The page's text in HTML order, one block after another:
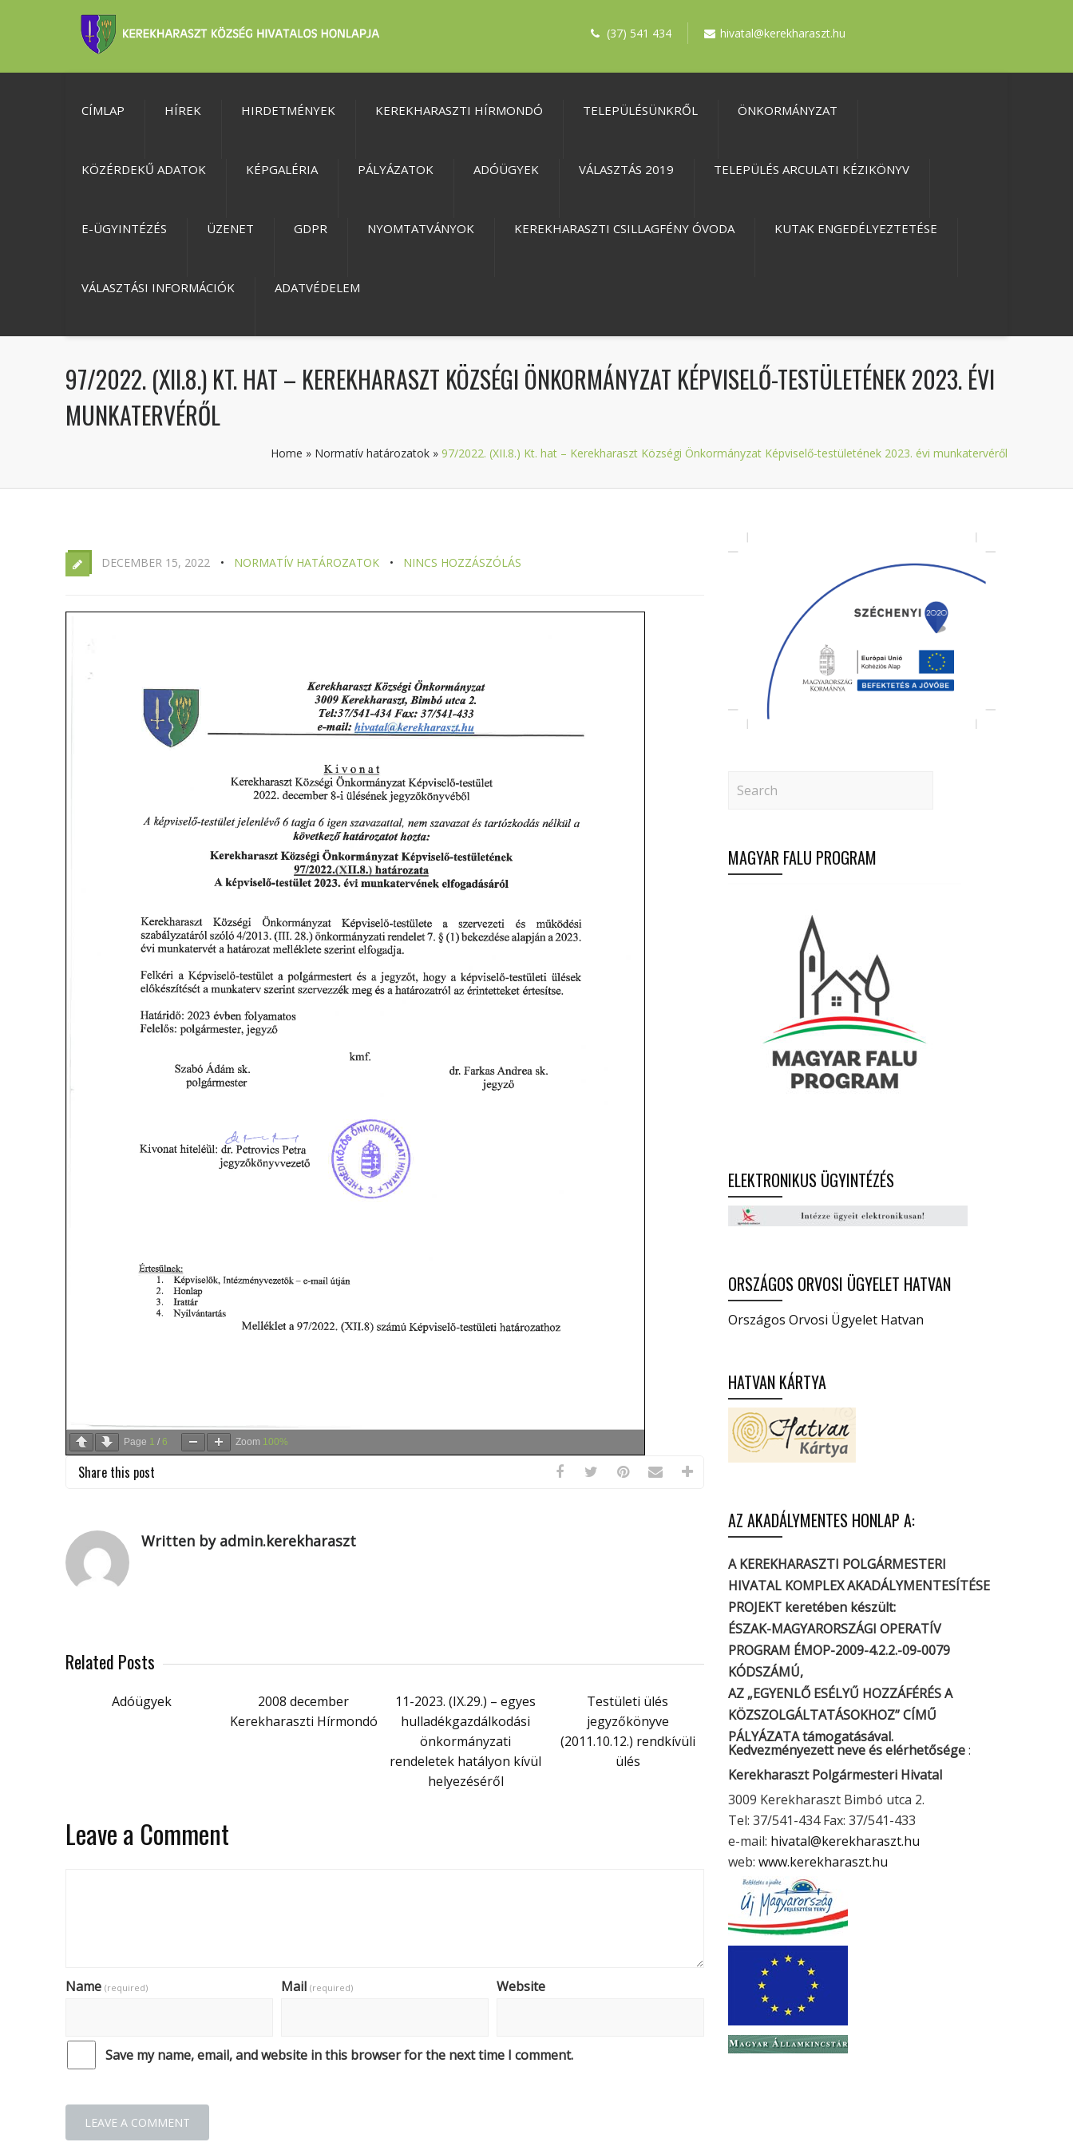
(37) 541 434 hivatal@kerekharaszt.hu
CÍMLAP HÍREK HIRDETMÉNYEK KEREKHARASZTI HÍRMONDÓ TELEPÜLÉSÜNKRŐL ÖNKORMÁNYZAT
KÖZÉRDEKŰ ADATOK KÉPGALÉRIA PÁLYÁZATOK ADÓÜGYEK VÁLASZTÁS 2019 TELEPÜLÉS ARCULATI KÉZIKÖNYV
E-ÜGYINTÉZÉS ÜZENET GDPR NYOMTATVÁNYOK KEREKHARASZTI CSILLAGFÉNY ÓVODA KUTAK ENGEDÉLYEZTETÉSE
VÁLASZTÁSI INFORMÁCIÓK ADATVÉDELEM
97/2022. (XII.8.) KT. HAT – KEREKHARASZT KÖZSÉGI ÖNKORMÁNYZAT KÉPVISELŐ-TESTÜLETÉNEK 2023. ÉVI
MUNKATERVÉRŐL
Home » Normatív határozatok » 97/2022. (XII.8.) Kt. hat – Kerekharaszt Községi Önkormányzat Képviselő-testületének 2023. évi munkatervéről
DECEMBER 15, 2022 NORMATÍV HATÁROZATOK NINCS HOZZÁSZÓLÁS
Page 1 / 6 Zoom 100%
Share this post
Written by admin.kerekharaszt
Related Posts
Adóügyek
2008 december
Kerekharaszti Hírmondó
11-2023. (IX.29.) – egyes
hulladékgazdálkodási
önkormányzati
rendeletek hatályon kívül
helyezéséről
Testületi ülés
jegyzőkönyve
(2011.10.12.) rendkívüli
ülés
Leave a Comment
Name (required) Mail (required) Website
Save my name, email, and website in this browser for the next time I comment.
MAGYAR FALU PROGRAM
ELEKTRONIKUS ÜGYINTÉZÉS
ORSZÁGOS ORVOSI ÜGYELET HATVAN
Országos Orvosi Ügyelet Hatvan
HATVAN KÁRTYA
AZ AKADÁLYMENTES HONLAP A:
A KEREKHARASZTI POLGÁRMESTERI
HIVATAL KOMPLEX AKADÁLYMENTESÍTÉSE
PROJEKT keretében készült:
ÉSZAK-MAGYARORSZÁGI OPERATÍV
PROGRAM ÉMOP-2009-4.2.2.-09-0079
KÓDSZÁMÚ,
AZ „EGYENLŐ ESÉLYŰ HOZZÁFÉRÉS A
KÖZSZOLGÁLTATÁSOKHOZ” CÍMŰ
PÁLYÁZATA támogatásával.
Kedvezményezett neve és elérhetősége:
Kerekharaszt Polgármesteri Hivatal
3009 Kerekharaszt Bimbó utca 2.
Tel: 37/541-434 Fax: 37/541-433
e-mail: hivatal@kerekharaszt.hu
web: www.kerekharaszt.hu